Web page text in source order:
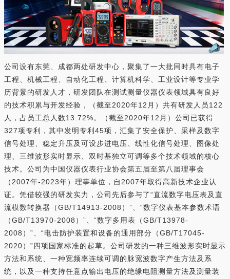
公司设有东莞、成都两处研发中心，聚集了一大批同时具有电子
工程、机械工程、自动化工程、计算机科学、工业设计等专业学
历背景的研发人才，研发团队在测试测量仪器仪表领域具有良好
的技术积累与开发经验，（截至2020年12月）共有研发人员122
人，占员工总人数13.72%。（截至2020年12月）公司已获得
327项专利，其中发明专利45项，汇集了安全保护、采样及数字
信号处理、稳定升压及可设步进电压、线性化信号处理、图像处
理、三维波形实时显示、双时基独立可调等多个技术领域的核心
技术。公司为中国仪器仪表行业协会第五届至第八届理事会
（2007年-2023年）理事单位，自2007年取得高新技术企业认
证。凭借较强的研发实力，公司先后参与了“直流数字电压表及直
流模数转换器（GB/T14913-2008）”、“数字仪表基本参数术语
（GB/T13970-2008）”、“数字多用表（GB/T13978-
2008）”、“电击防护装置和设备的通用部分（GB/T17045-
2020）”四项国家标准的起草。公司研发的一种三维波形实时显示
方法和系统、一种宽频率连续可调的脉宽波数字产生方法及系
统，以及一种支持任意点输出电压的绝缘电阻测量方法及测量装